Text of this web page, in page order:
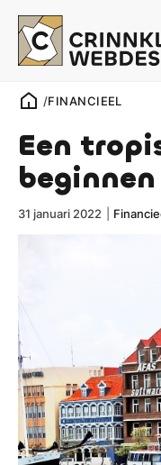
/FINANCIEEL
Een
beginnen
31 januari 2022